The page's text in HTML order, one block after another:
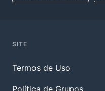
SITE
Termos de Uso
Política de Grupos